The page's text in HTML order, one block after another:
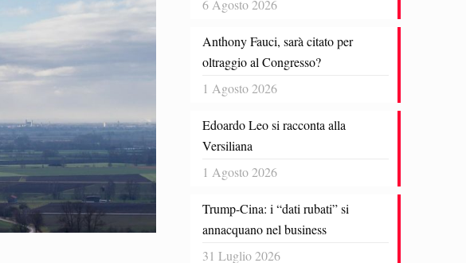
6 Agosto 2026
Anthony Fauci, sarà citato per
oltraggio al Congresso?
1 Agosto 2026
Edoardo Leo si racconta alla
Versiliana
1 Agosto 2026
Trump-Cina: i “dati rubati” si
annacquano nel business
31 Luglio 2026